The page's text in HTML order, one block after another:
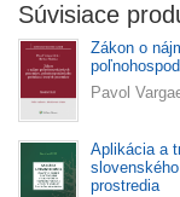
Súvisiace
Zákon o
Pavol
Aplikácia a
prostredia